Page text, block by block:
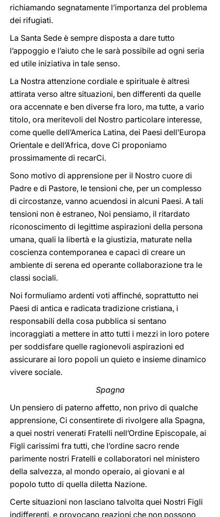
richiamando segnatamente l’importanza del problema
dei rifugiati.
La Santa Sede è sempre disposta a dare tutto
l’appoggio e l’aiuto che le sarà possibile ad ogni seria
ed utile iniziativa in tale senso.
La Nostra attenzione cordiale e spirituale è altresì
attirata verso altre situazioni, ben differenti da quelle
ora accennate e ben diverse fra loro, ma tutte, a vario
titolo, ora meritevoli del Nostro particolare interesse,
come quelle dell’America Latina, dei Paesi dell’Europa
Orientale e dell’Africa, dove Ci proponiamo
prossimamente di recarCi.
Sono motivo di apprensione per il Nostro cuore di
Padre e di Pastore, le tensioni che, per un complesso
di circostanze, vanno acuendosi in alcuni Paesi. A tali
tensioni non è estraneo, Noi pensiamo, il ritardato
riconoscimento di legittime aspirazioni della persona
umana, quali la libertà e la giustizia, maturate nella
coscienza contemporanea e capaci di creare un
ambiente di serena ed operante collaborazione tra le
classi sociali.
Noi formuliamo ardenti voti affinché, soprattutto nei
Paesi di antica e radicata tradizione cristiana, i
responsabili della cosa pubblica si sentano
incoraggiati a mettere in atto tutti i mezzi in loro potere
per soddisfare quelle ragionevoli aspirazioni ed
assicurare ai loro popoli un quieto e insieme dinamico
vivere sociale.
Spagna
Un pensiero di paterno affetto, non privo di qualche
apprensione, Ci consentirete di rivolgere alla Spagna,
a quei nostri venerati Fratelli nell’Ordine Episcopale, ai
Figli carissimi fra tutti, che l’ordine sacro rende
parimente nostri Fratelli e collaboratori nel ministero
della salvezza, al mondo operaio, ai giovani e al
popolo tutto di quella diletta Nazione.
Certe situazioni non lasciano talvolta quei Nostri Figli
indifferenti, e provocano reazioni che non possono